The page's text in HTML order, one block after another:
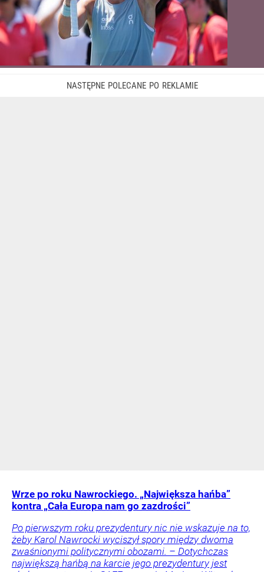
Wrze po roku Nawrockiego. „Największa hańba”
kontra „Cała Europa nam go zazdrości”
Po pierwszym roku prezydentury nic nie wskazuje na to,
żeby Karol Nawrocki wyciszył spory między dwoma
zwaśnionymi politycznymi obozami. – Dotychczas
największą hańbą na karcie jego prezydentury jest